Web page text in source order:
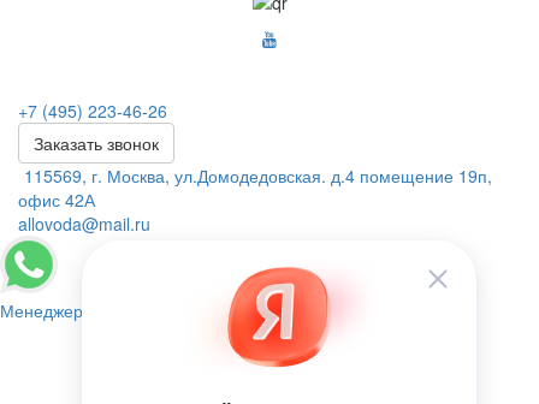
+7 (495) 223-46-26
Заказать звонок
115569, г. Москва, ул.Домодедовская. д.4 помещение 19п,
офис 42А
allovoda@mail.ru
Менеджер